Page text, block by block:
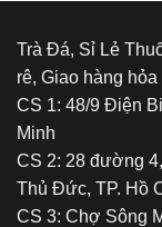
Trà Đá, Sỉ Lẻ
rê, Giao hàng hỏa
CS 1: 48/9 Điện
Minh
CS 2: 28 đường
Thủ Đức, TP. Hồ
CS 3: Chợ Sông